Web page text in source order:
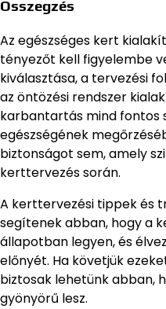
Összegzés
Az egészséges kert
tényezőt kell figyelembe
kiválasztása, a tervezési
az öntözési rendszer
karbantartás mind fontos
egészségének
biztonságot sem, amely
kerttervezés során.
A kerttervezési tippek és
segítenek abban, hogy a
állapotban legyen, és
előnyét. Ha követjük
biztosak lehetünk abban,
gyönyörű lesz.